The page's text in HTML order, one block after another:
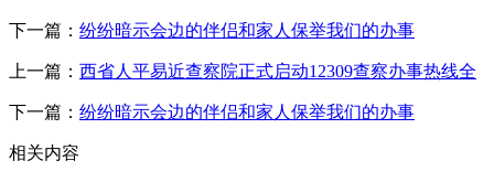
下一篇： 纷纷暗示会边的伴侣和家人保举我们的办事
上一篇： 西省人平易近查察院正式启动12309查察办事热线全
下一篇： 纷纷暗示会边的伴侣和家人保举我们的办事
相关内容